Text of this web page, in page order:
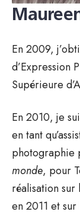
En 2009,
d’Expression
Supérieure
En 2010, je
en tant
photographie
monde, pour
réalisation
en 2011 et